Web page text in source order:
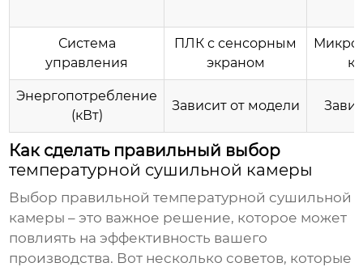
Система
управления
ПЛК с сенсорным
экраном
Энергопотребление
(кВт)
Зависит от модели
Как сделать правильный выбор
температурной сушильной камеры
Выбор правильнойтемпературной сушильной
камеры – это важное решение, которое может
повлиять на эффективность вашего
производства. Вот несколько советов, которые